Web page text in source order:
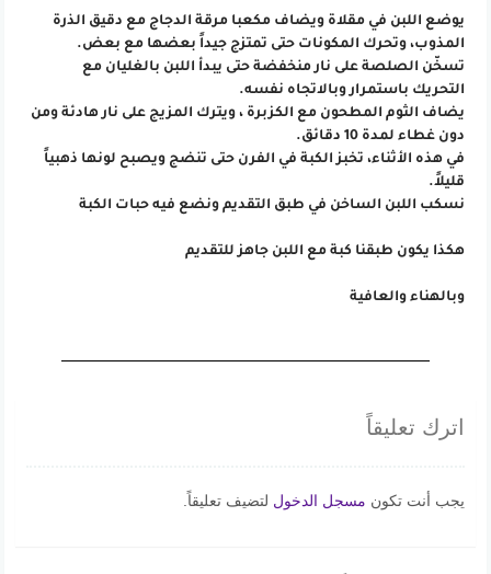
يوضع اللبن في مقلاة ويضاف مكعبا مرقة الدجاج مع دقيق الذرة
المذوب، وتحرك المكونات حتى تمتزج جيداً بعضها مع بعض.
تسخّن الصلصة على نار منخفضة حتى يبدأ اللبن بالغليان مع
التحريك باستمرار وبالاتجاه نفسه.
يضاف الثوم المطحون مع الكزبرة ، ويترك المزيج على نار هادئة ومن
دون غطاء لمدة 10 دقائق.
في هذه الأثناء، تخبز الكبة في الفرن حتى تنضج ويصبح لونها ذهبياً
قليلاً.
نسكب اللبن الساخن في طبق التقديم ونضع فيه حبات الكبة
هكذا يكون طبقنا كبة مع اللبن جاهز للتقديم
وبالهناء والعافية
اترك تعليقاً
يجب أنت تكون مسجل الدخول لتضيف تعليقاً.